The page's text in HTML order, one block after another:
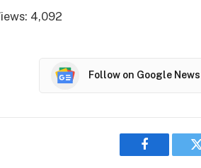
4,092
Follow on Google News
Facebook